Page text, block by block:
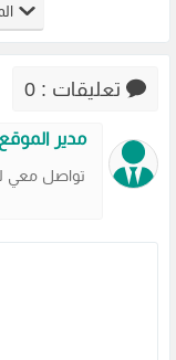
تعليقات : 0
مدير الموقع
تواصل معي